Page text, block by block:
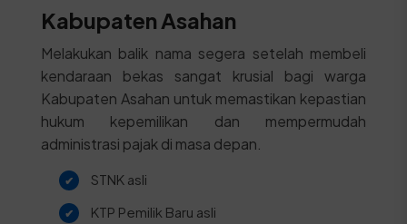
Kabupaten Asahan
Melakukan balik nama segera setelah membeli
kendaraan bekas sangat krusial bagi warga
Kabupaten Asahan untuk memastikan kepastian
hukum kepemilikan dan mempermudah
administrasi pajak di masa depan.
STNK asli
KTP Pemilik Baru asli